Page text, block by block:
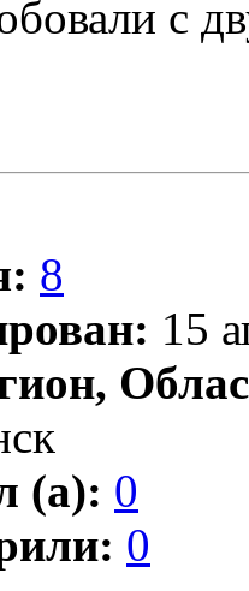
с
8
15
(а): 0
0